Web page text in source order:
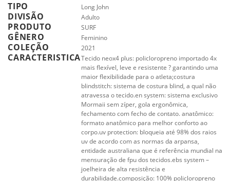
TIPO Long John
DIVISÃO Adulto
PRODUTO SURF
GÊNERO Feminino
COLEÇÃO 2021
CARACTERISTICATecido neox4 plus: policloropreno importado 4x
mais flexível, leve e resistente ? garantindo uma
maior flexibilidade para o atleta;costura
blindstitch: sistema de costura blind, a qual não
atravessa o tecido.en system: sistema exclusivo
Mormaii sem zíper, gola ergonômica,
fechamento com fecho de contato. anatômico:
formato anatômico para melhor conforto ao
corpo.uv protection: bloqueia até 98% dos raios
uv de acordo com as normas da arpansa,
entidade australiana que é referência mundial na
mensuração de fpu dos tecidos.ebs system –
joelheira de alta resistência e
durabilidade.composição: 100% policloropreno